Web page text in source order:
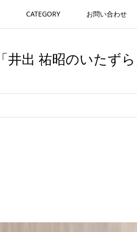
CATEGORY お問い合わせ
井出 祐昭のいたず